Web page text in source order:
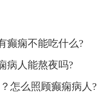
癫痫不能吃什么?
病人能熬夜吗?
怎么照顾癫痫病人?